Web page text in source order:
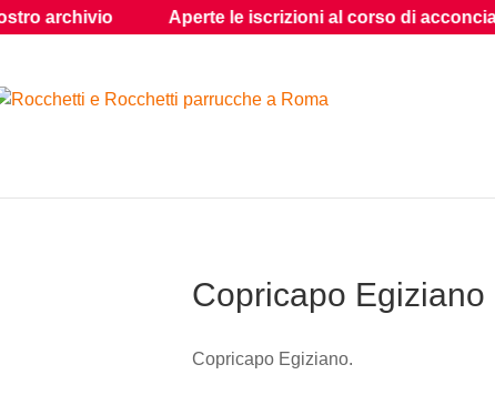
Copricapo Egiziano
Copricapo Egiziano.
Aperte le iscrizioni al corso di acconciatura Shop: